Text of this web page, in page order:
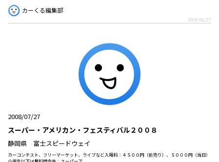
カーくる編集部
2008/06/27
2008/07/27
スーパー・アメリカン・フェスティバル２００８
静岡県 富士スピードウェイ
カーコンテスト、フリーマーケット、ライブなど入場料：４５００円（前売り）、５０００円（当日）